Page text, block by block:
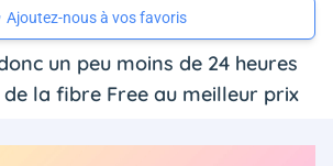
Ajoutez-nous à vos favoris
un peu moins de 24 heures
la fibre Free au meilleur prix